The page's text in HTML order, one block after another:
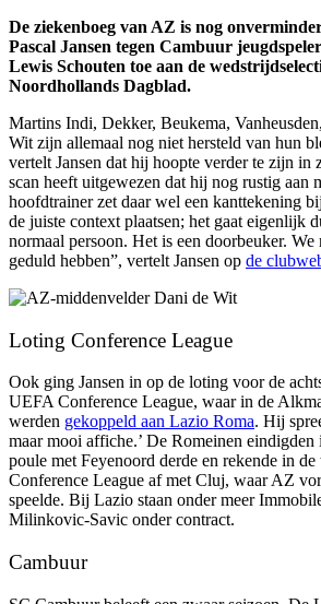
De ziekenboeg van AZ is nog
Pascal Jansen tegen Cambuur
Lewis Schouten toe aan de
Noordhollands Dagblad.
Martins Indi, Dekker, Beukema,
Wit zijn allemaal nog niet hersteld van hun
vertelt Jansen dat hij hoopte verder te zijn in
scan heeft uitgewezen dat hij nog rustig aan
hoofdtrainer zet daar wel een kanttekening
de juiste context plaatsen; het gaat eigenlijk
normaal persoon. Het is een doorbeuker. We
geduld hebben”, vertelt Jansen op de
Loting Conference League
Ook ging Jansen in op de loting voor de
UEFA Conference League, waar in de
werden gekoppeld aan Lazio Roma. Hij
maar mooi affiche.’ De Romeinen
poule met Feyenoord derde en rekende in de
Conference League af met Cluj, waar AZ
speelde. Bij Lazio staan onder meer
Milinkovic-Savic onder contract.
Cambuur